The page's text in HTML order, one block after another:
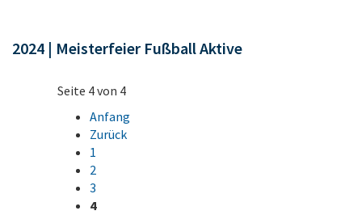
2024 | Meisterfeier Fußball Aktive
Seite 4 von 4
Anfang
Zurück
1
2
3
4